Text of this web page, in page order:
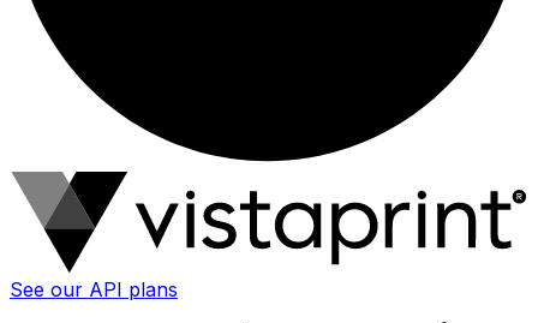
See our API plans